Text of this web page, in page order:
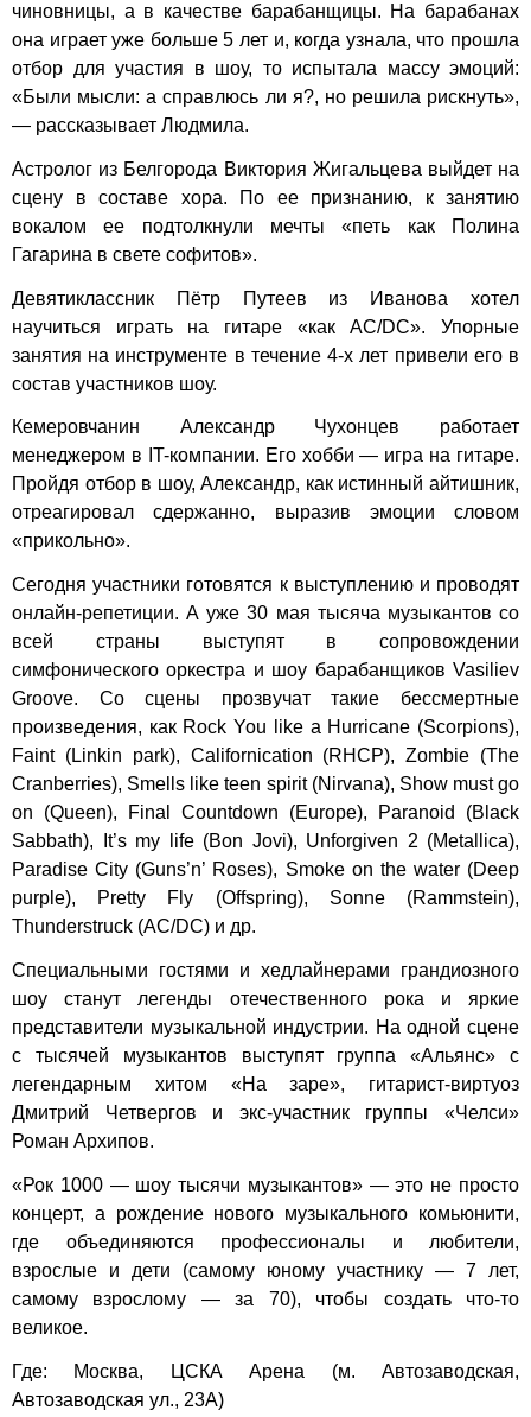
чиновницы, а в качестве барабанщицы. На барабанах
она играет уже больше 5 лет и, когда узнала, что прошла
отбор для участия в шоу, то испытала массу эмоций:
«Были мысли: а справлюсь ли я?, но решила рискнуть»,
— рассказывает Людмила.
Астролог из Белгорода Виктория Жигальцева выйдет на
сцену в составе хора. По ее признанию, к занятию
вокалом ее подтолкнули мечты «петь как Полина
Гагарина в свете софитов».
Девятиклассник Пётр Путеев из Иванова хотел
научиться играть на гитаре «как AC/DC». Упорные
занятия на инструменте в течение 4-х лет привели его в
состав участников шоу.
Кемеровчанин Александр Чухонцев работает
менеджером в IT-компании. Его хобби — игра на гитаре.
Пройдя отбор в шоу, Александр, как истинный айтишник,
отреагировал сдержанно, выразив эмоции словом
«прикольно».
Сегодня участники готовятся к выступлению и проводят
онлайн-репетиции. А уже 30 мая тысяча музыкантов со
всей страны выступят в сопровождении
симфонического оркестра и шоу барабанщиков Vasiliev
Groove. Со сцены прозвучат такие бессмертные
произведения, как Rock You like a Hurricane (Scorpions),
Faint (Linkin park), Californication (RHCP), Zombie (The
Cranberries), Smells like teen spirit (Nirvana), Show must go
on (Queen), Final Countdown (Europe), Paranoid (Black
Sabbath), It’s my life (Bon Jovi), Unforgiven 2 (Metallica),
Paradise City (Guns’n’ Roses), Smoke on the water (Deep
purple), Pretty Fly (Offspring), Sonne (Rammstein),
Thunderstruck (AC/DC) и др.
Специальными гостями и хедлайнерами грандиозного
шоу станут легенды отечественного рока и яркие
представители музыкальной индустрии. На одной сцене
с тысячей музыкантов выступят группа «Альянс» с
легендарным хитом «На заре», гитарист-виртуоз
Дмитрий Четвергов и экс-участник группы «Челси»
Роман Архипов.
«Рок 1000 — шоу тысячи музыкантов» — это не просто
концерт, а рождение нового музыкального комьюнити,
где объединяются профессионалы и любители,
взрослые и дети (самому юному участнику — 7 лет,
самому взрослому — за 70), чтобы создать что-то
великое.
Где: Москва, ЦСКА Арена (м. Автозаводская,
Автозаводская ул., 23А)